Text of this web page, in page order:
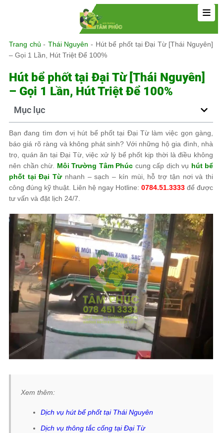
Trang chủ - Thái Nguyên - Hút bể phốt tại Đại Từ [Thái Nguyên]
– Gọi 1 Lần, Hút Triệt Để 100%
Hút bể phốt tại Đại Từ [Thái Nguyên]
– Gọi 1 Lần, Hút Triệt Để 100%
Mục lục
Bạn đang tìm đơn vị hút bể phốt tại Đại Từ làm việc gọn gàng,
báo giá rõ ràng và không phát sinh? Với những hộ gia đình, nhà
trọ, quán ăn tại Đại Từ, việc xử lý bể phốt kịp thời là điều không
nên chần chừ. Môi Trường Tâm Phúc cung cấp dịch vụ hút bể
phốt tại Đại Từnhanh – sạch – kín mùi, hỗ trợ tận nơi và thi
công đúng kỹ thuật. Liên hệ ngay Hotline: 0784.51.3333 để được
tư vấn và đặt lịch 24/7.
Xem thêm:
Dịch vụ hút bể phốt tại Thái Nguyên
Dịch vụ thông tắc cống tại Đại Từ